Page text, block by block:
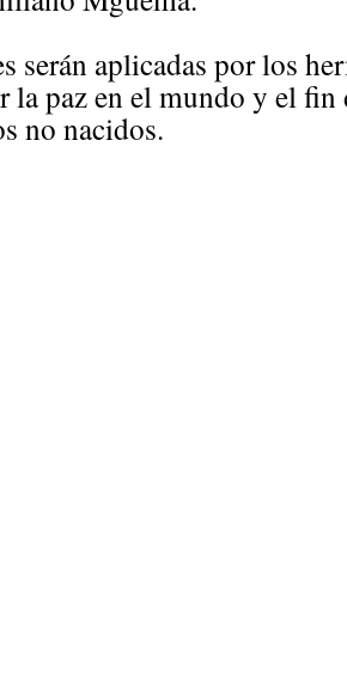
serán aplicadas por los
la paz en el mundo y el fin
no nacidos.